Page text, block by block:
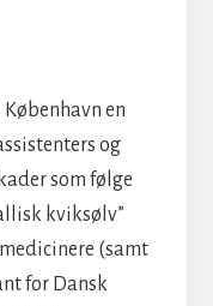
København en
og
som følge
kviksølv”
(samt
for Dansk